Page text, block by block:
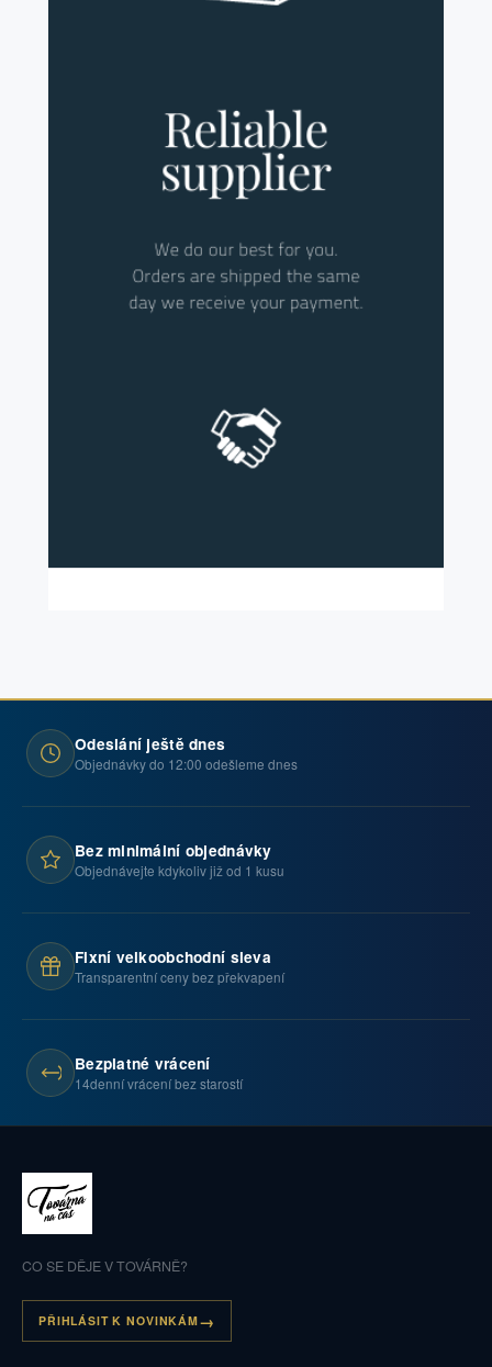
Odeslání ještě dnes
Objednávky do 12:00 odešleme dnes
Bez minimální objednávky
Objednávejte kdykoliv již od 1 kusu
Fixní velkoobchodní sleva
Transparentní ceny bez překvapení
Bezplatné vrácení
14denní vrácení bez starostí
CO SE DĚJE V TOVÁRNĚ?
PŘIHLÁSIT K NOVINKÁM